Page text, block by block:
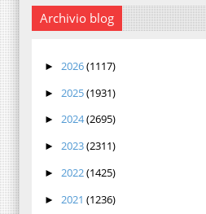
Archivio blog
► 2026(1117)
► 2025(1931)
► 2024(2695)
► 2023(2311)
► 2022(1425)
► 2021 (1236)